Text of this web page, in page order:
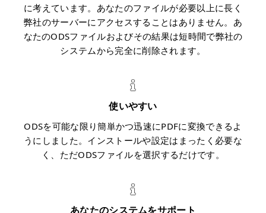
に考えています。あなたのファイルが必要以上に長く
弊社のサーバーにアクセスすることはありません。あ
なたのODSファイルおよびその結果は短時間で弊社の
システムから完全に削除されます。
使いやすい
ODSを可能な限り簡単かつ迅速にPDFに変換できるよ
うにしました。インストールや設定はまったく必要な
く、ただODSファイルを選択するだけです。
あなたのシステムをサポート